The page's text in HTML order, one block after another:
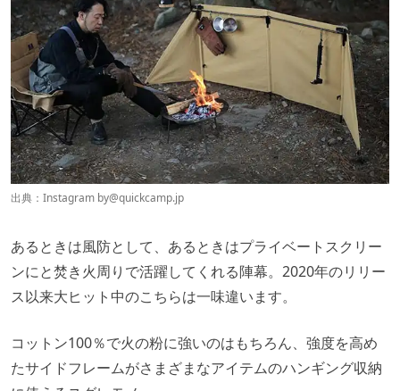
出典：Instagram by@quickcamp.jp
あるときは風防として、あるときはプライベートスクリー
ンにと焚き火周りで活躍してくれる陣幕。2020年のリリー
ス以来大ヒット中のこちらは一味違います。
コットン100％で火の粉に強いのはもちろん、強度を高め
たサイドフレームがさまざまなアイテムのハンギング収納